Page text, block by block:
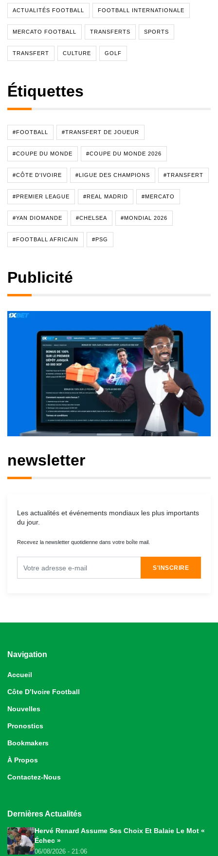
ACTUALITÉS FOOTBALL FOOTBALL INTERNATIONALE
MERCATO FOOTBALL TRANSFERTS SPORTS
TRANSFERT CULTURE GOLF
Étiquettes
#FOOTBALL #TRANSFERT DE JOUEUR
#COUPE DU MONDE #COUPE DU MONDE 2026
#CÔTE D'IVOIRE #LIGUE DES CHAMPIONS #TRANSFERT
#PREMIER LEAGUE #REAL MADRID #MERCATO
#YAN DIOMANDE #CHELSEA #MONDIAL 2026
#FOOTBALL AFRICAIN #PSG
Publicité
newsletter
Les actualités et événements mondiaux les plus importants
du jour.
Recevez la newsletter quotidienne dans votre boîte mail.
S'INSCRIRE
Navigation
Accueil
Côte D’Ivoire Football
Nouvelles
Pronostics
Bookmakers
À Propos
Contactez-Nous
Dernières Actualités
Hervé Renard Assume Ses Choix Et Balaie Le Mot «
Échec »
06/08/2026 - 21:06